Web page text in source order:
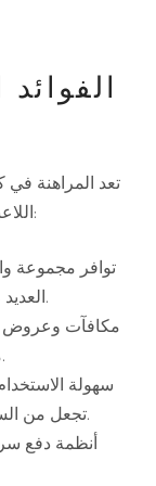
تعد المراهنة في
اللاعبين، وهناك عدة فوائد تجعل هذا الخيار مفضلاً:
توافر مجموعة
العديد من الألعاب المختلفة من راحة منزلك.
مكافآت وعروض
مكافآت لمساعدتك في زيادة رصيدك.
سهولة
تجعل من السهل على المبتدئين البدء في المراهنة.
أنظمة دفع